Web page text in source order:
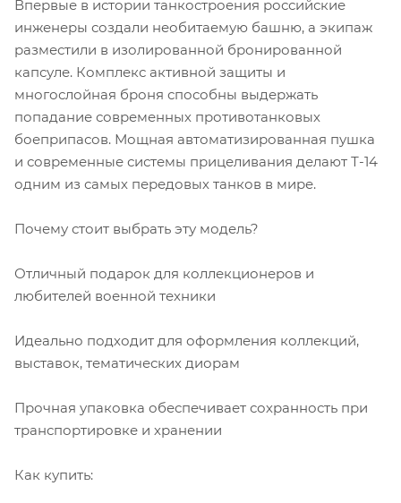
Впервые в истории танкостроения российские
инженеры создали необитаемую башню, а экипаж
разместили в изолированной бронированной
капсуле. Комплекс активной защиты и
многослойная броня способны выдержать
попадание современных противотанковых
боеприпасов. Мощная автоматизированная пушка
и современные системы прицеливания делают Т-14
одним из самых передовых танков в мире.
Почему стоит выбрать эту модель?
Отличный подарок для коллекционеров и
любителей военной техники
Идеально подходит для оформления коллекций,
выставок, тематических диорам
Прочная упаковка обеспечивает сохранность при
транспортировке и хранении
Как купить: